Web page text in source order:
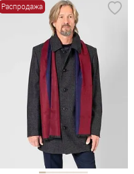
Распродажа